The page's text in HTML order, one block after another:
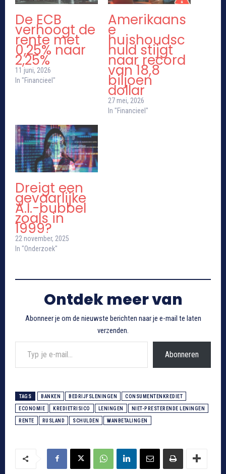
De ECB
verhoogt de
rente met
0,25% naar
2,25%
11 juni, 2026
In "Financieel"
Amerikaans
e
huishoudsc
huld stijgt
naar record
van 18,8
biljoen
dollar
27 mei, 2026
In "Financieel"
Dreigt een
gevaarlijke
A.I.-bubbel
zoals in
1999?
22 november, 2025
In "Onderzoek"
Ontdek meer van
Abonneer je om de nieuwste berichten naar je e-mail te laten
verzenden.
Typ je e-mail...
Abonneren
TAGS BANKEN BEDRIJFSLENINGEN CONSUMENTENKREDIET
ECONOMIE KREDIETRISICO LENINGEN NIET-PRESTERENDE LENINGEN
RENTE RUSLAND SCHULDEN WANBETALINGEN